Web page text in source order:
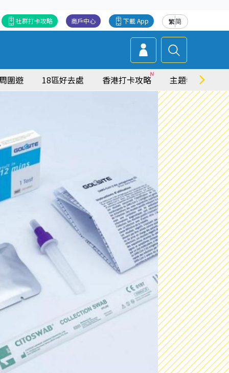
繁简
下載 App
商戶中心
社群打卡攻略
圍遊 18區好去處 香港打卡攻略 主題特集